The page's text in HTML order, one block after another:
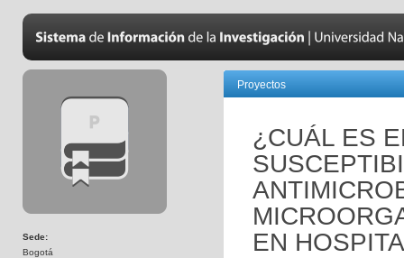
Sede:
Bogotá
Proyectos
¿CUÁL ES
EN